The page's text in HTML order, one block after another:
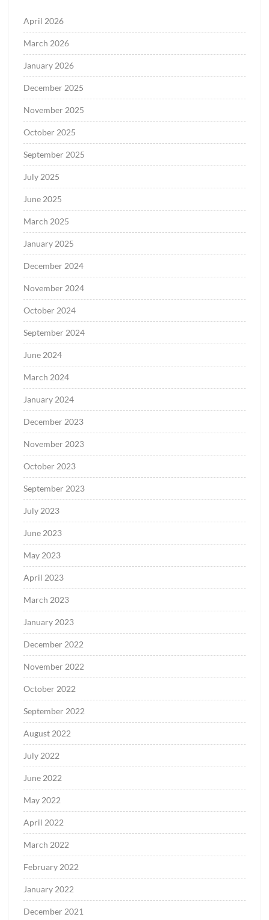
April 2026
March 2026
January 2026
December 2025
November 2025
October 2025
September 2025
July 2025
June 2025
March 2025
January 2025
December 2024
November 2024
October 2024
September 2024
June 2024
March 2024
January 2024
December 2023
November 2023
October 2023
September 2023
July 2023
June 2023
May 2023
April 2023
March 2023
January 2023
December 2022
November 2022
October 2022
September 2022
August 2022
July 2022
June 2022
May 2022
April 2022
March 2022
February 2022
January 2022
December 2021